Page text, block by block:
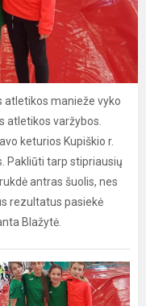
atletikos manieže vyko
atletikos varžybos.
keturios Kupiškio r.
Pakliūti tarp stipriausių
antras šuolis, nes
rezultatus pasiekė
Blažytė.